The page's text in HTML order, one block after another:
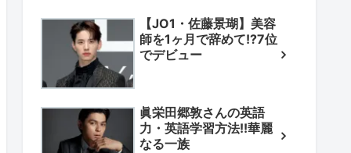
【JO1・佐藤景瑚】美容
師を1ヶ月で辞めて!?7位
でデビュー
眞栄田郷敦さんの英語
力・英語学習方法!!華麗
なる一族